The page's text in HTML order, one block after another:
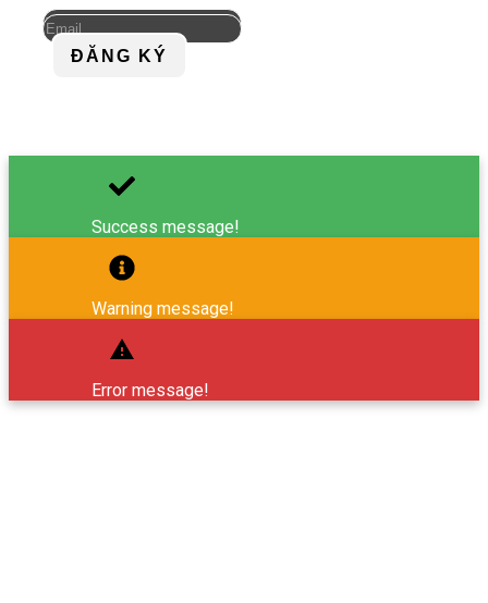
ĐĂNG KÝ
Success message!
Warning message!
Error message!